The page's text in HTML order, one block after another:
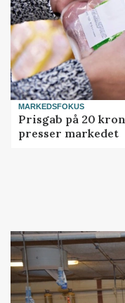
MARKEDSFOKUS
Prisgab på 20
presser markedet